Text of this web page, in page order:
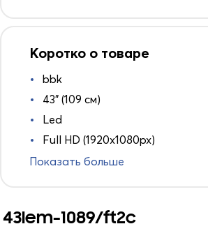
Коротко о товаре
bbk
43" (109 см)
Led
Full HD (1920x1080px)
Показать больше
1089/ft2c